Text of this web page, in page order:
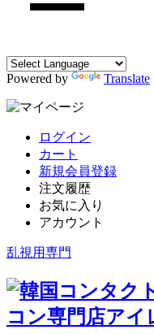
Powered by Translate
ログイン
カート
新規会員登録
注文履歴
お気に入り
アカウント
乱視用専門